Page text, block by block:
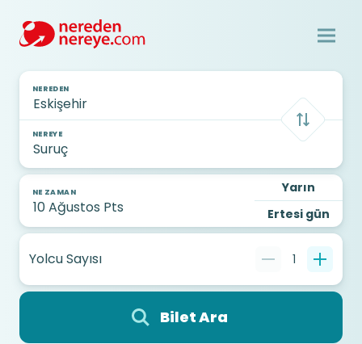
NEREDEN
NEREYE
NE ZAMAN
Yarın
Ertesi gün
Yolcu Sayısı 1
Bilet Ara